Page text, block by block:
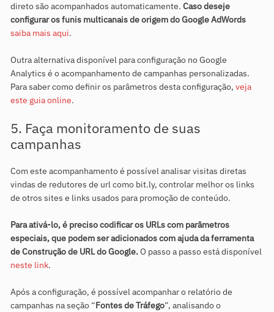
direto são acompanhados automaticamente.Caso deseje
configurar os funis multicanais de origem do Google AdWords
saiba mais aqui.
Outra alternativa disponível para configuração no Google
Analytics é o acompanhamento de campanhas personalizadas.
Para saber como definir os parâmetros desta configuração,veja
este guia online.
5. Faça monitoramento de suas
campanhas
Com este acompanhamento é possível analisar visitas diretas
vindas de redutores de url como bit.ly, controlar melhor os links
de otros sites e links usados para promoção de conteúdo.
Para ativá-lo, é preciso codificar os URLs com parâmetros
especiais, que podem ser adicionados com ajuda da ferramenta
de Construção de URL do Google.O passo a passo está disponível
neste link.
Após a configuração, é possível acompanhar o relatório de
campanhas na seção “Fontes de Tráfego”, analisando o